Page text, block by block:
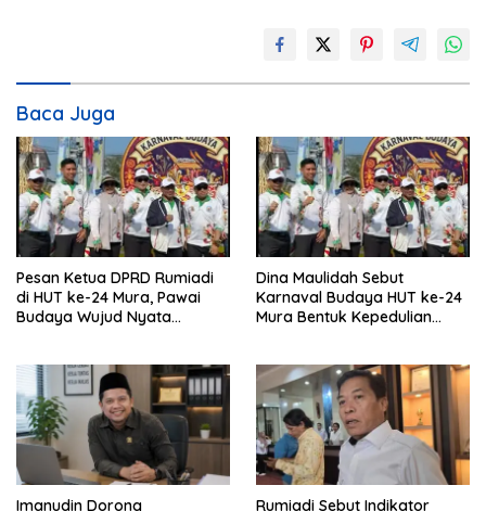
Baca Juga
Pesan Ketua DPRD Rumiadi
di HUT ke-24 Mura, Pawai
Budaya Wujud Nyata
Dina Maulidah Sebut
Karnaval Budaya HUT ke-24
Mura Bentuk Kepedulian
Imanudin Dorong
Rumiadi Sebut Indikator